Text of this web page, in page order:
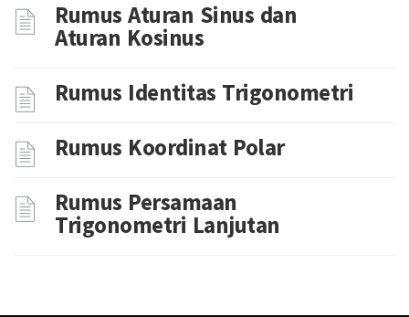
Rumus Aturan Sinus dan
Aturan Kosinus
Rumus Identitas Trigonometri
Rumus Koordinat Polar
Rumus Persamaan
Trigonometri Lanjutan